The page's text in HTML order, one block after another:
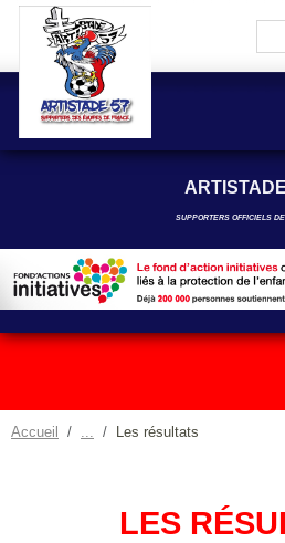
SUPPORTERS OFFICIELS
Accueil Les résultats
LES
Panneau de gestion des cookies